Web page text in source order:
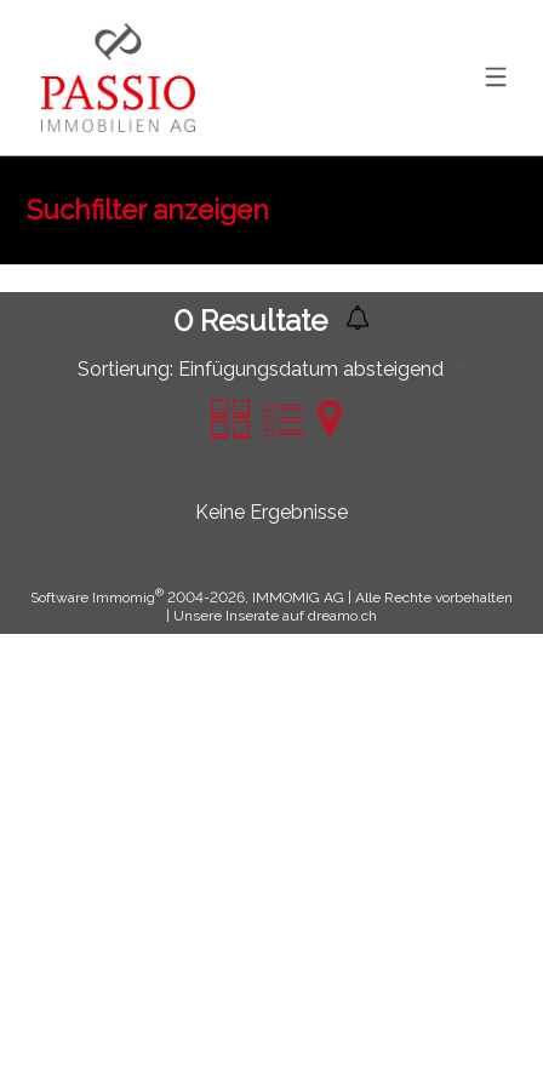
Suchfilter anzeigen
0Resultate
Sortierung: Einfügungsdatum absteigend
Keine Ergebnisse
Software Immomig® 2004-2026, IMMOMIG AG | Alle Rechte vorbehalten
| Unsere Inserate auf dreamo.ch